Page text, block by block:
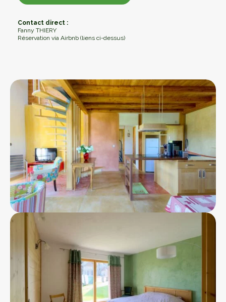
Contact direct :
Fanny THIERY
Réservation via Airbnb (liens ci-dessus)